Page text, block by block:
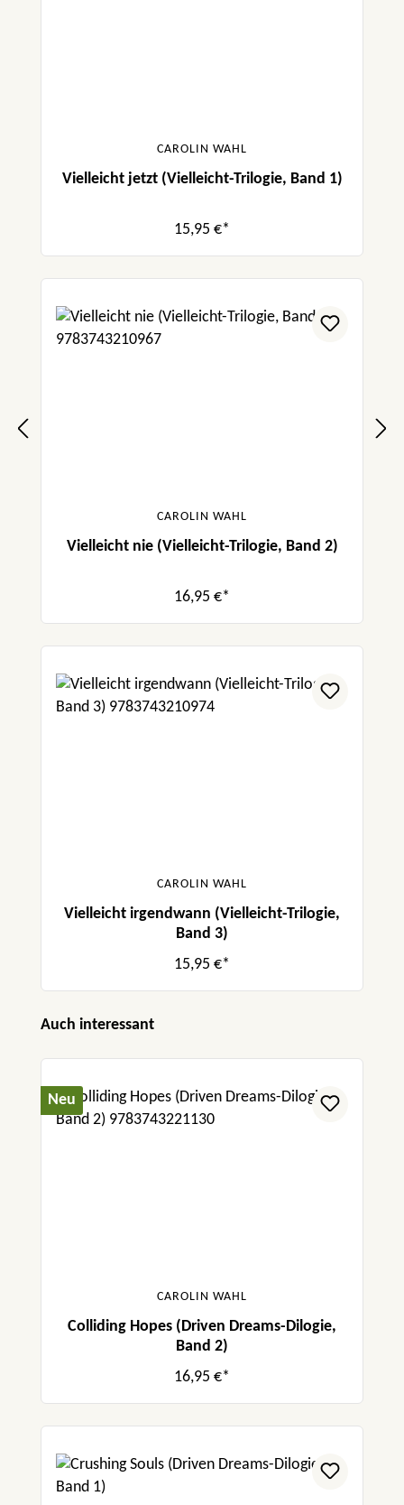
CAROLIN WAHL
Vielleicht jetzt (Vielleicht-Trilogie, Band 1)
15,95 €*
CAROLIN WAHL
Vielleicht nie (Vielleicht-Trilogie, Band 2)
16,95 €*
CAROLIN WAHL
Vielleicht irgendwann (Vielleicht-Trilogie,
Band 3)
15,95 €*
Produktgalerie überspringen
Auch interessant
Neu
CAROLIN WAHL
Colliding Hopes (Driven Dreams-Dilogie,
Band 2)
16,95 €*